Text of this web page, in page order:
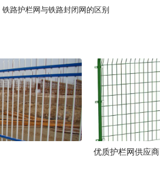
铁路护栏网与铁路封闭网的区别
优质护栏网供应商